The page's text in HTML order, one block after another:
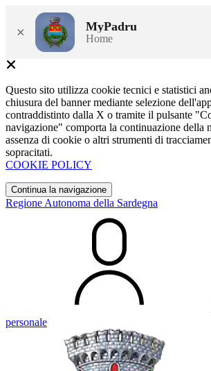
× MyPadru
Home
Questo sito utilizza cookie tecnici e statistici
chiusura del banner mediante selezione
contraddistinto dalla X o tramite il pulsante
navigazione" comporta la continuazione della
assenza di cookie o altri strumenti di
sopracitati.
COOKIE POLICY
Continua la navigazione
Regione Autonoma della Sardegna
personale